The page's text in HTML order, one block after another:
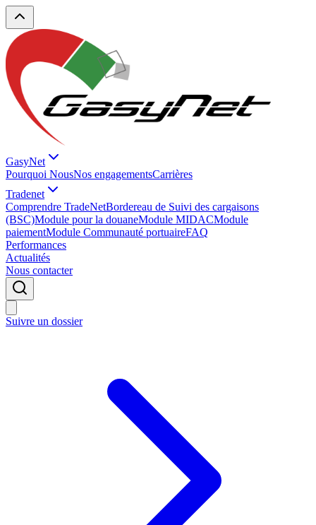
GasyNet
Pourquoi NousNos engagementsCarrières
Tradenet
Comprendre TradeNetBordereau de Suivi des cargaisons
(BSC)Module pour la douaneModule MIDACModule
paiementModule Communauté portuaireFAQ
Performances
Actualités
Nous contacter
Suivre un dossier